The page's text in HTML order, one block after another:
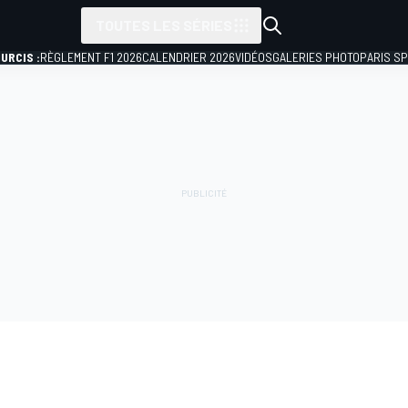
:RÈGLEMENT F1 2026CALENDRIER 2026VIDÉOSGALERIES PHOTOPARIS